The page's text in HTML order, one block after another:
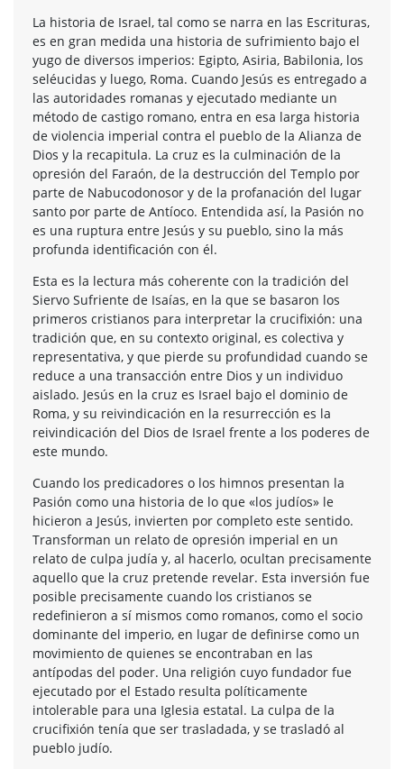
La historia de Israel, tal como se narra en las Escrituras,
es en gran medida una historia de sufrimiento bajo el
yugo de diversos imperios: Egipto, Asiria, Babilonia, los
seléucidas y luego, Roma. Cuando Jesús es entregado a
las autoridades romanas y ejecutado mediante un
método de castigo romano, entra en esa larga historia
de violencia imperial contra el pueblo de la Alianza de
Dios y la recapitula. La cruz es la culminación de la
opresión del Faraón, de la destrucción del Templo por
parte de Nabucodonosor y de la profanación del lugar
santo por parte de Antíoco. Entendida así, la Pasión no
es una ruptura entre Jesús y su pueblo, sino la más
profunda identificación con él.
Esta es la lectura más coherente con la tradición del
Siervo Sufriente de Isaías, en la que se basaron los
primeros cristianos para interpretar la crucifixión: una
tradición que, en su contexto original, es colectiva y
representativa, y que pierde su profundidad cuando se
reduce a una transacción entre Dios y un individuo
aislado. Jesús en la cruz es Israel bajo el dominio de
Roma, y su reivindicación en la resurrección es la
reivindicación del Dios de Israel frente a los poderes de
este mundo.
Cuando los predicadores o los himnos presentan la
Pasión como una historia de lo que «los judíos» le
hicieron a Jesús, invierten por completo este sentido.
Transforman un relato de opresión imperial en un
relato de culpa judía y, al hacerlo, ocultan precisamente
aquello que la cruz pretende revelar. Esta inversión fue
posible precisamente cuando los cristianos se
redefinieron a sí mismos como romanos, como el socio
dominante del imperio, en lugar de definirse como un
movimiento de quienes se encontraban en las
antípodas del poder. Una religión cuyo fundador fue
ejecutado por el Estado resulta políticamente
intolerable para una Iglesia estatal. La culpa de la
crucifixión tenía que ser trasladada, y se trasladó al
pueblo judío.